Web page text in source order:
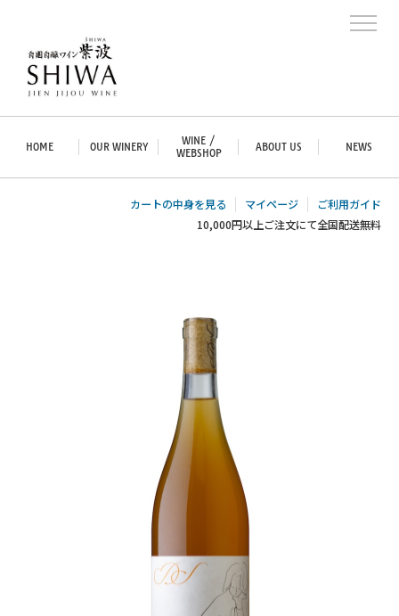
HOME OUR WINERY
WINE /
WEBSHOP
ABOUT US NEWS
カートの中身を見る マイページ
ご利用ガイド
10,000円以上ご注文にて全国配送無料